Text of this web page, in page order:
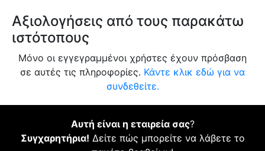
Αξιολογήσεις από τους παρακάτω
ιστότοπους
Μόνο οι εγγεγραμμένοι χρήστες έχουν πρόσβαση
σε αυτές τις πληροφορίες. Κάντε κλικ εδώ για να
συνδεθείτε.
Αυτή είναι η εταιρεία σας?
Συγχαρητήρια! Δείτε πώς μπορείτε να λάβετε το